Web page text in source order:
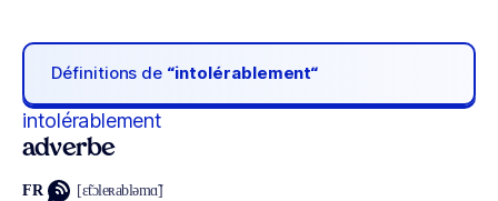
Définitions de “intolérablement“
intolérablement
adverbe
FR [ɛ̃tɔleʀabləmɑ̃]